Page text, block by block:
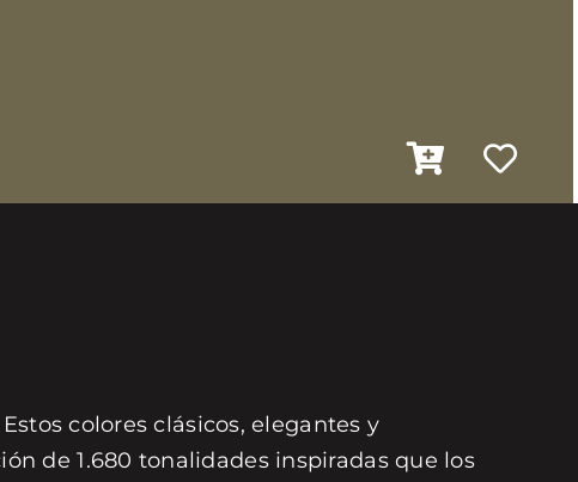
colores clásicos, elegantes y
de 1.680 tonalidades inspiradas que los